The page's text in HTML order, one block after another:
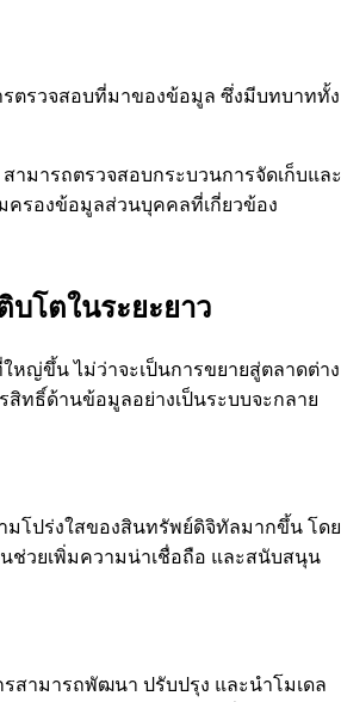
รตรวจสอบที่มาของข้อมูล ซึ่งมีบทบาททั้ง
มารถตรวจสอบกระบวนการจัดเก็บและ
รองข้อมูลส่วนบุคคลที่เกี่ยวข้อง
บโตในระยะยาว
หญ่ขึ้น ไม่ว่าจะเป็นการขยายสู่ตลาดต่าง
สิทธิ์ด้านข้อมูลอย่างเป็นระบบจะกลาย
โปร่งใสของสินทรัพย์ดิจิทัลมากขึ้น โดย
ช่วยเพิ่มความน่าเชื่อถือ และสนับสนุน
สามารถพัฒนา ปรับปรุง และนำโมเดล